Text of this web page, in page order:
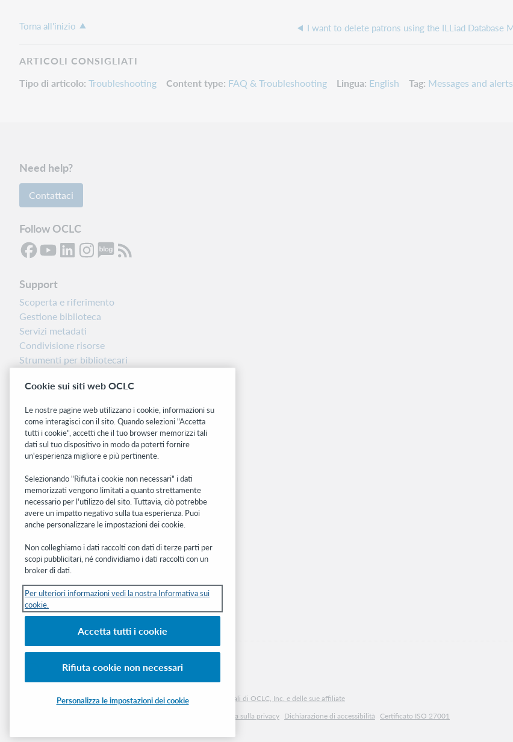
Torna all'inizio
ARTICOLI CONSIGLIATI
Tipo di articolo Troubleshooting Content type FAQ & Troubleshooting Lingua English Tag Messages and alerts
Need help?
Contattaci
Follow OCLC
Support
Scoperta e riferimento
Gestione biblioteca
Servizi metadati
Condivisione risorse
Strumenti per bibliotecari
Dashboard di stato del sistema
Siti correlati
OCLC.org
BibFormats
Community
Ricerca
WebJunction
Rete sviluppatori
Ricevi gli ultimi aggiornamenti di prodotti,
ricerche, eventi e molto altro direttamente
nella tua casella di posta.
Subscribe now
© 2026 OCLC Marchi e/o marchi di servizio nazionali e internazionali di OCLC, Inc. e delle sue affiliate
Informativa sulla privacy Dichiarazione di accessibilità Certificato ISO 27001
Cookie sui siti web OCLC
Le nostre pagine web utilizzano i cookie, informazioni su
come interagisci con il sito. Quando selezioni "Accetta
tutti i cookie", accetti che il tuo browser memorizzi tali
dati sul tuo dispositivo in modo da poterti fornire
un'esperienza migliore e più pertinente.
Selezionando "Rifiuta i cookie non necessari" i dati
memorizzati vengono limitati a quanto strettamente
necessario per l'utilizzo del sito. Tuttavia, ciò potrebbe
avere un impatto negativo sulla tua esperienza. Puoi
anche personalizzare le impostazioni dei cookie.
Non colleghiamo i dati raccolti con dati di terze parti per
scopi pubblicitari, né condividiamo i dati raccolti con un
broker di dati.
Per ulteriori informazioni vedi la nostra Informativa sui
cookie.
Accetta tutti i cookie
Rifiuta cookie non necessari
Personalizza le impostazioni dei cookie